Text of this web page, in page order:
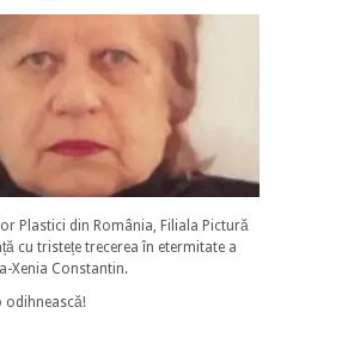
Plastici din România, Filiala Pictură
cu tristețe trecerea în etermitate a
Xenia Constantin.
odihnească!